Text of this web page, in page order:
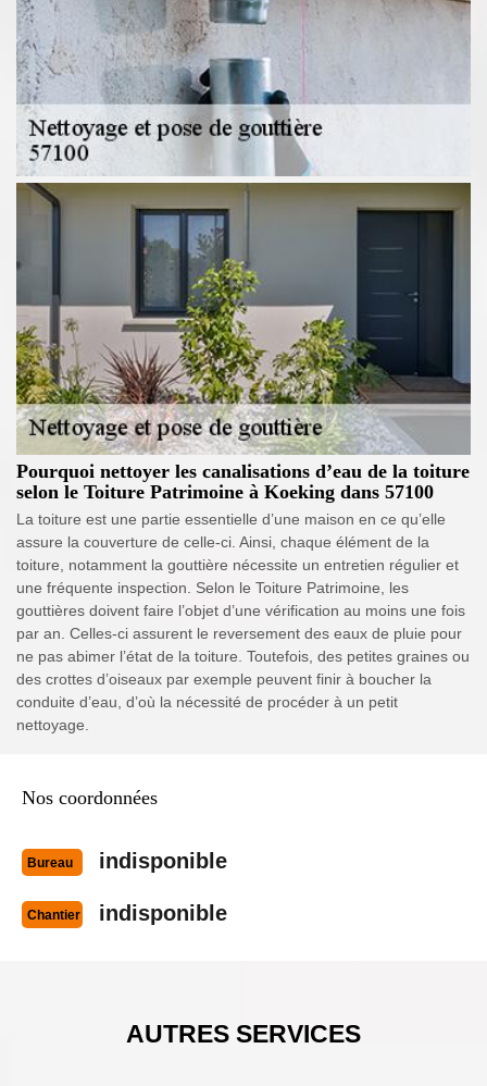
Pourquoi nettoyer les canalisations d’eau de la toiture
selon le Toiture Patrimoine à Koeking dans 57100
La toiture est une partie essentielle d’une maison en ce qu’elle
assure la couverture de celle-ci. Ainsi, chaque élément de la
toiture, notamment la gouttière nécessite un entretien régulier et
une fréquente inspection. Selon le Toiture Patrimoine, les
gouttières doivent faire l’objet d’une vérification au moins une fois
par an. Celles-ci assurent le reversement des eaux de pluie pour
ne pas abimer l’état de la toiture. Toutefois, des petites graines ou
des crottes d’oiseaux par exemple peuvent finir à boucher la
conduite d’eau, d’où la nécessité de procéder à un petit
nettoyage.
Nos coordonnées
Bureau indisponible
Chantier indisponible
AUTRES SERVICES